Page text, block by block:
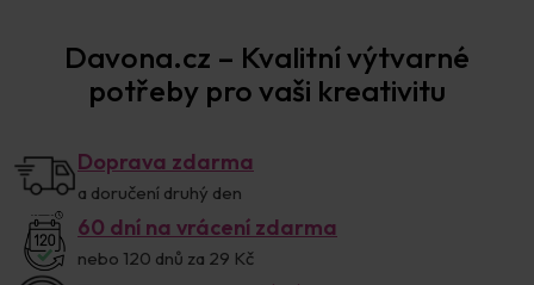
Davona.cz – Kvalitní výtvarné
potřeby pro vaši kreativitu
Doprava zdarma
a doručení druhý den
60 dní na vrácení zdarma
nebo 120 dnů za 29 Kč